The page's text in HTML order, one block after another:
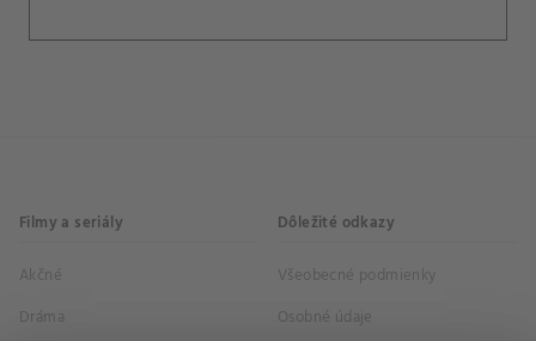
Filmy a seriály
Akčné
Dráma
Dôležité odkazy
Všeobecné podmienky
Osobné údaje